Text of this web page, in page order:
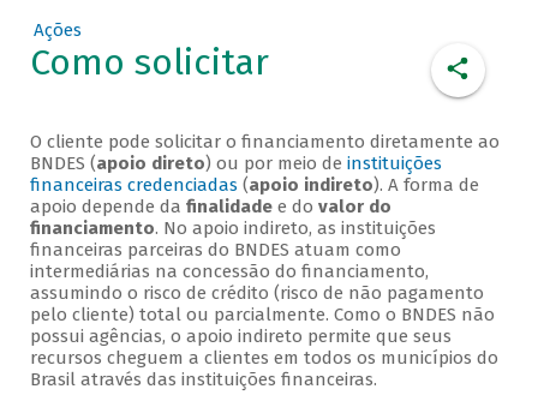
Ações
Como solicitar
O cliente pode solicitar o financiamento diretamente ao
BNDES (apoio direto) ou por meio de instituições
financeiras credenciadas (apoio indireto). A forma de
apoio depende da finalidadee do valor do
financiamento. No apoio indireto, as instituições
financeiras parceiras do BNDES atuam como
intermediárias na concessão do financiamento,
assumindo o risco de crédito (risco de não pagamento
pelo cliente) total ou parcialmente. Como o BNDES não
possui agências, o apoio indireto permite que seus
recursos cheguem a clientes em todos os municípios do
Brasil através das instituições financeiras.